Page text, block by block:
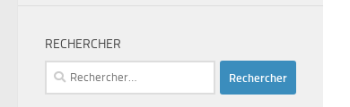
RECHERCHER
Rechercher :